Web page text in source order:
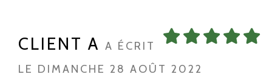
CLIENT A A ÉCRIT
LE DIMANCHE 28 AOÛT 2022